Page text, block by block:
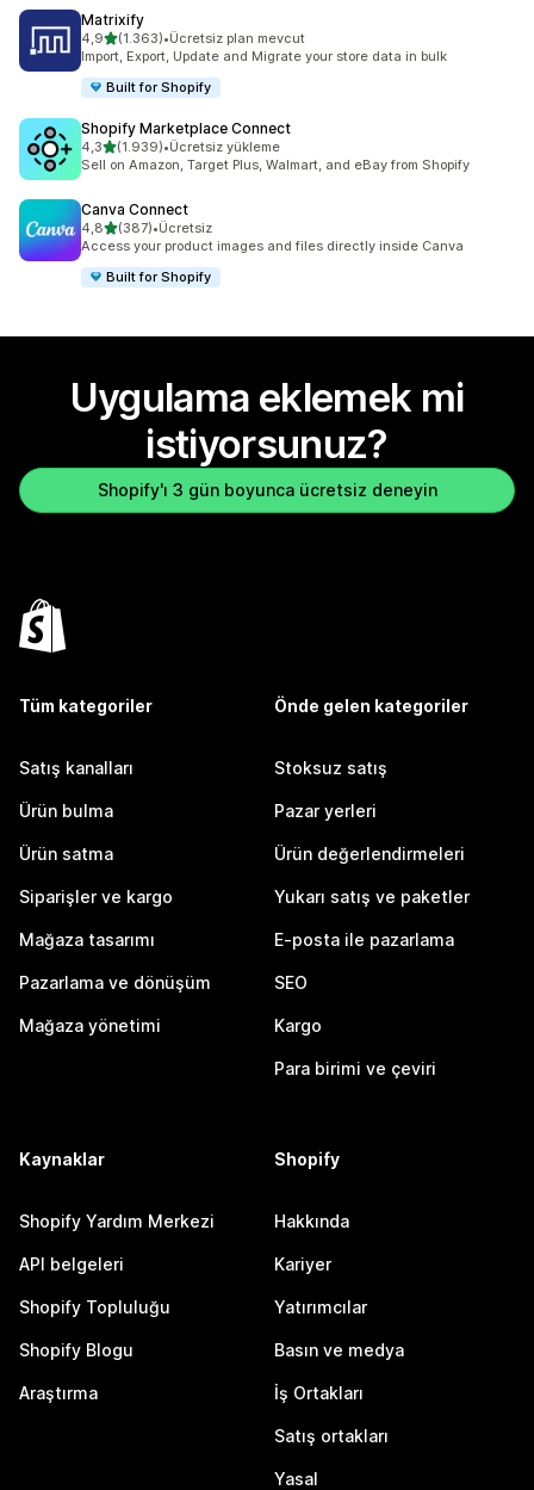
Matrixify
4,95 yıldız üzerinden
(1.363)
toplam 1363 değerlendirme
•Ücretsiz plan mevcut
Import, Export, Update and Migrate your store data in bulk
Built for Shopify
Shopify Marketplace Connect
4,35 yıldız üzerinden
(1.939)
toplam 1939 değerlendirme
•Ücretsiz yükleme
Sell on Amazon, Target Plus, Walmart, and eBay from Shopify
Canva Connect
4,85 yıldız üzerinden
(387)
toplam 387 değerlendirme
•Ücretsiz
Access your product images and files directly inside Canva
Built for Shopify
Uygulama eklemek mi
istiyorsunuz?
Shopify'ı 3 gün boyunca ücretsiz deneyin
Tüm kategoriler
Satış kanalları
Ürün bulma
Ürün satma
Siparişler ve kargo
Mağaza tasarımı
Pazarlama ve dönüşüm
Mağaza yönetimi
Önde gelen kategoriler
Stoksuz satış
Pazar yerleri
Ürün değerlendirmeleri
Yukarı satış ve paketler
E-posta ile pazarlama
SEO
Kargo
Para birimi ve çeviri
Kaynaklar
Shopify Yardım Merkezi
API belgeleri
Shopify Topluluğu
Shopify Blogu
Araştırma
Shopify
Hakkında
Kariyer
Yatırımcılar
Basın ve medya
İş Ortakları
Satış ortakları
Yasal